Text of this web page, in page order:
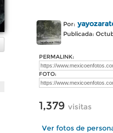
Por:
Publicada:
PERMALINK:
FOTO:
1,379 visitas
Ver fotos de